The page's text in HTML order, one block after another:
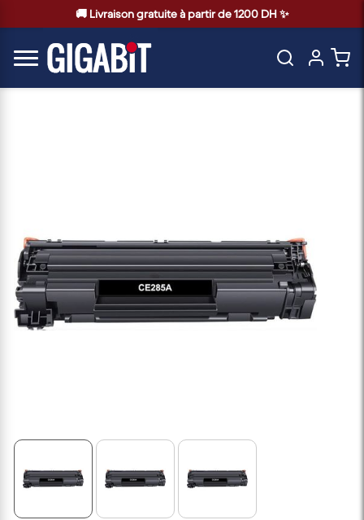
🚚 Livraison gratuite à partir de 1200 DH ✨